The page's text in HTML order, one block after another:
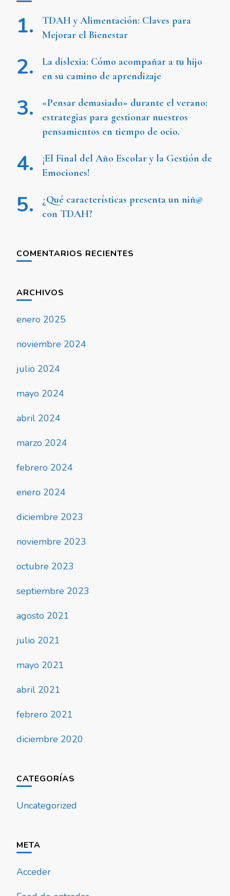
TDAH y Alimentación: Claves para
Mejorar el Bienestar
La dislexia: Cómo acompañar a tu hijo
en su camino de aprendizaje
«Pensar demasiado» durante el verano:
estrategias para gestionar nuestros
pensamientos en tiempo de ocio.
¡El Final del Año Escolar y la Gestión de
Emociones!
¿Qué características presenta un niñ@
con TDAH?
COMENTARIOS RECIENTES
ARCHIVOS
enero 2025
noviembre 2024
julio 2024
mayo 2024
abril 2024
marzo 2024
febrero 2024
enero 2024
diciembre 2023
noviembre 2023
octubre 2023
septiembre 2023
agosto 2021
julio 2021
mayo 2021
abril 2021
febrero 2021
diciembre 2020
CATEGORÍAS
Uncategorized
META
Acceder